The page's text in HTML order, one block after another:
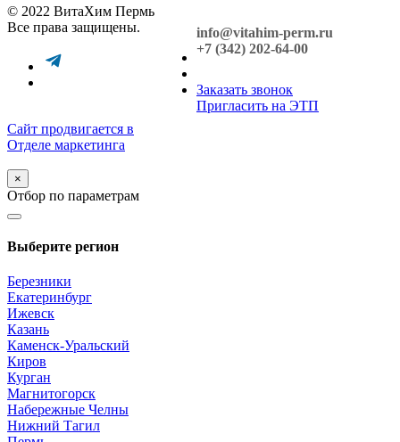
© 2022 ВитаХим Пермь
Все права защищены.
info@vitahim-perm.ru
+7 (342) 202-64-00
Заказать звонок
Пригласить на ЭТП
Сайт продвигается в
Отделе маркетинга
×
Отбор по параметрам
Выберите регион
Березники
Екатеринбург
Ижевск
Казань
Каменск-Уральский
Киров
Курган
Магнитогорск
Набережные Челны
Нижний Тагил